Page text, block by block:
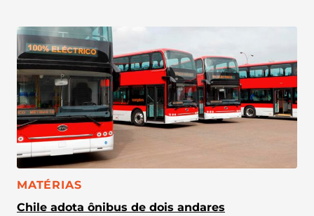
CATEGORIA:
MATÉRIAS
Chile adota ônibus de dois andares